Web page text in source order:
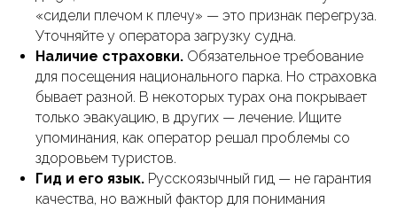
«сидели плечом к плечу» — это признак перегруза.
Уточняйте у оператора загрузку судна.
Наличие страховки. Обязательное требование
для посещения национального парка. Но страховка
бывает разной. В некоторых турах она покрывает
только эвакуацию, в других — лечение. Ищите
упоминания, как оператор решал проблемы со
здоровьем туристов.
Гид и его язык. Русскоязычный гид — не гарантия
качества, но важный фактор для понимания